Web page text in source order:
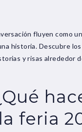
fluyen como
historia. Descubre
y risas alrededor
feria